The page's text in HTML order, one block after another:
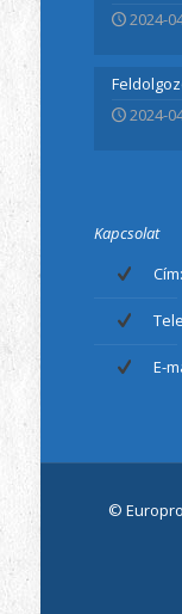
2024-
2024-
Kapcsolat
E-
©